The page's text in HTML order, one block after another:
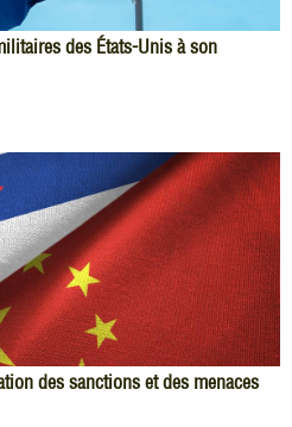
des États-Unis à son
des sanctions et des menaces